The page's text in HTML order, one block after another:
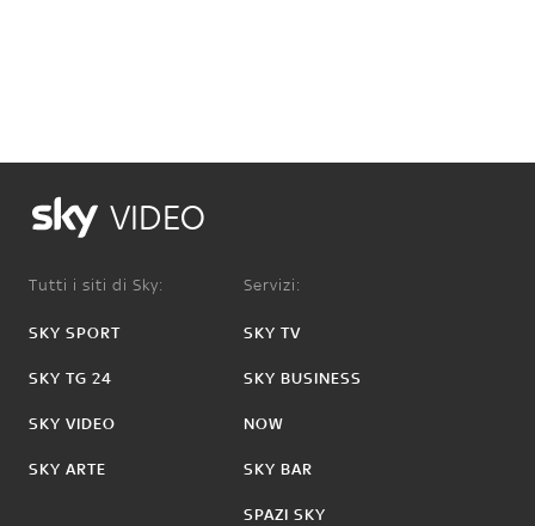
VIDEO
Tutti i siti di Sky:
SKY SPORT
SKY TG 24
SKY VIDEO
SKY ARTE
Servizi:
SKY TV
SKY BUSINESS
NOW
SKY BAR
SPAZI SKY